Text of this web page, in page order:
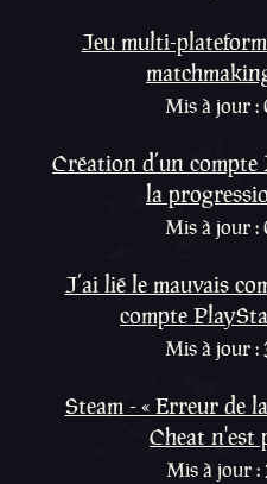
Jeu multi-
Mis à jour
Création d’un
la
Mis à jour
J’ai lié le mauvais
compte
Mis à jour
Steam - « Erreur de
Cheat n'est
Mis à jour